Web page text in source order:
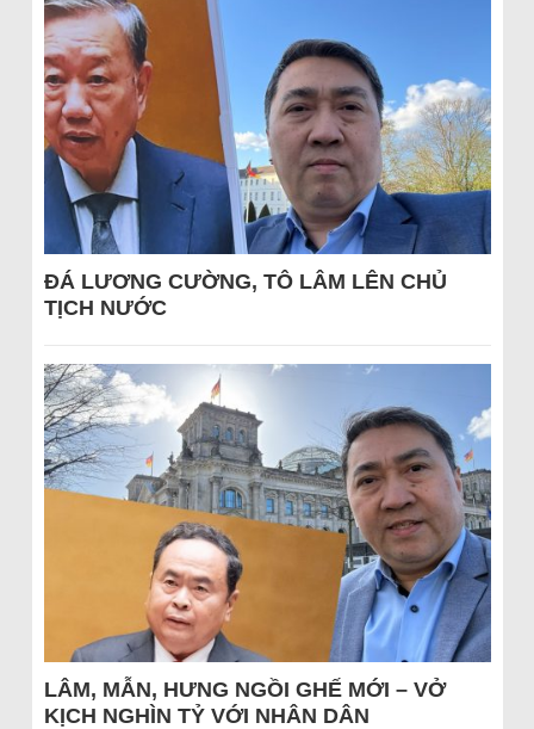
ĐÁ LƯƠNG CƯỜNG, TÔ LÂM LÊN CHỦ
TỊCH NƯỚC
LÂM, MẪN, HƯNG NGỒI GHẾ MỚI – VỞ
KỊCH NGHÌN TỶ VỚI NHÂN DÂN